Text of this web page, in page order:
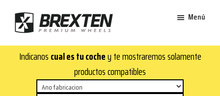
contenido
principal
de
página
Brexten
aluminio
¡En
Brexten.com
encontrarás
Menú
Indicanos cual es tu cochey te mostraremos solamente
productos compatibles